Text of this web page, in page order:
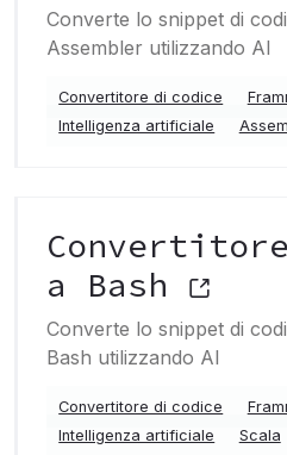
Converte lo snippet di
Assembler utilizzando AI
Convertitore di codice
Intelligenza artificiale
a Bash
Converte lo snippet di
Bash utilizzando AI
Convertitore di codice
Intelligenza artificiale
Scala